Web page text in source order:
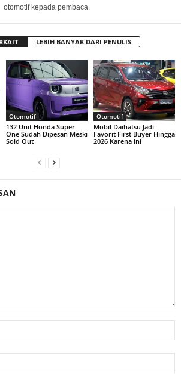
otomotif kepada pembaca.
LEBIH BANYAK DARI PENULIS
Otomotif
132 Unit Honda Super
One Sudah Dipesan Meski
Sold Out
Otomotif
Mobil Daihatsu Jadi
Favorit First Buyer Hingga
2026 Karena Ini